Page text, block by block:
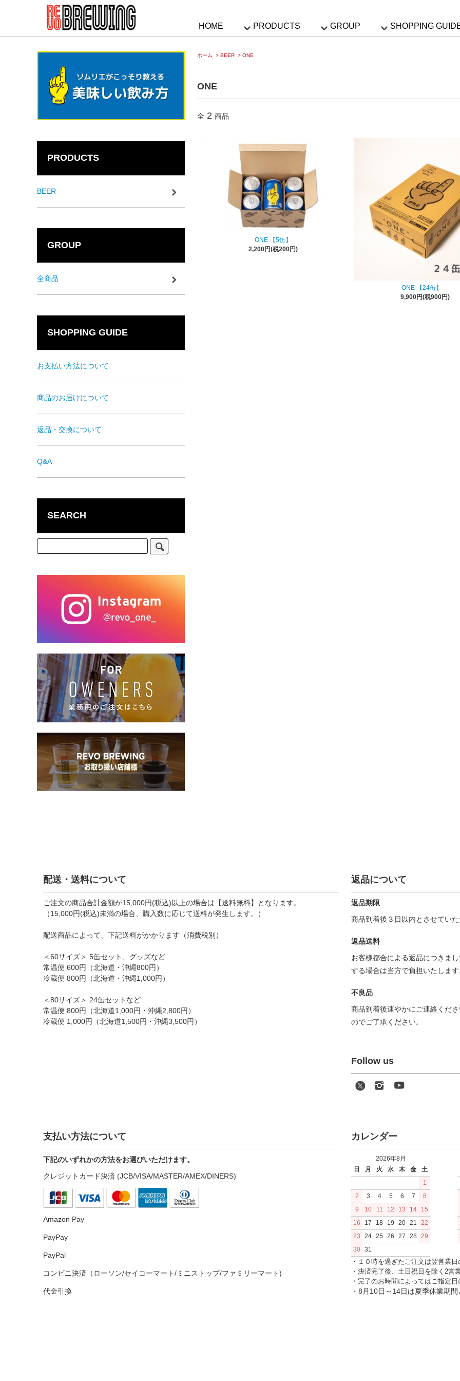
HOME PRODUCTS GROUP SHOPPING
ホーム > BEER > ONE
ONE
全 2 商品
ONE 【5缶】
2,200円(税200円)
ONE 【24缶】
9,900円(税900円)
PRODUCTS
BEER
GROUP
全商品
SHOPPING GUIDE
お支払い方法について
商品のお届けについて
返品・交換について
Q&A
SEARCH
配送・送料について
ご注文の商品合計金額が15,000円(税込)以上の場合は【送料無料】となります。
（15,000円(税込)未満の場合、購入数に応じて送料が発生します。）
配送商品によって、下記送料がかかります（消費税別）
＜60サイズ＞ 5缶セット、グッズなど
常温便 600円（北海道・沖縄800円）
冷蔵便 800円（北海道・沖縄1,000円）
＜80サイズ＞ 24缶セットなど
常温便 800円（北海道1,000円・沖縄2,800円）
冷蔵便 1,000円（北海道1,500円・沖縄3,500円）
返品について
返品期限
商品到着後３日以内とさせてい
返品送料
お客様都合による返品につきま
する場合は当方で負担いたしま
不良品
商品到着後速やかにご連絡くだ
のでご了承ください。
Follow us
支払い方法について
下記のいずれかの方法をお選びいただけます。
クレジットカード決済 (JCB/VISA/MASTER/AMEX/DINERS)
Amazon Pay
PayPay
PayPal
コンビニ決済（ローソン/セイコーマート/ミニストップ/ファミリーマート)
代金引換
カレンダー
2026年8月
日
月 火 水 木 金
土
1
2
3 4 5 6 7
8
9
10 11 12 13 14
15
16
17 18 19 20 21
22
23
24 25 26 27 28 29
30 31
・１０時を過ぎたご注文は翌営業日
・決済完了後、土日祝日を除く2営
・完了のお時間によってはご指定
・8月10日～14日は夏季休業期間